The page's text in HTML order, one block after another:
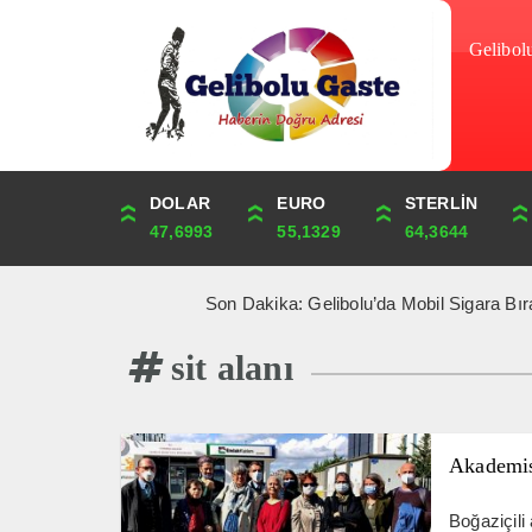
DOLAR
47,6993
EURO
55,1329
STERLİN
64,3644
ONS
4,324,79
ALTIN
6,635,19
ÇEYREK
10,848,53
Son Dakika: Gelibolu’da Mobil Sigara
sit alanı
Boğaziçili